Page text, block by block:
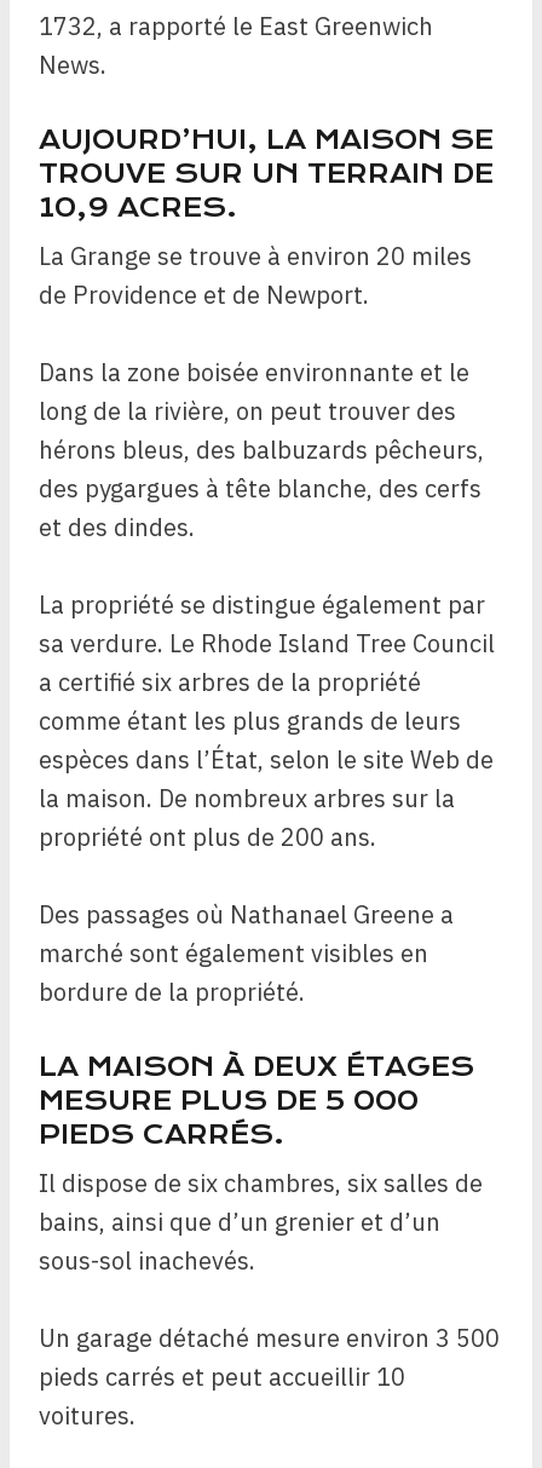
1732, a rapporté le East Greenwich
News.
AUJOURD’HUI, LA MAISON SE
TROUVE SUR UN TERRAIN DE
10,9 ACRES.
La Grange se trouve à environ 20 miles
de Providence et de Newport.
Dans la zone boisée environnante et le
long de la rivière, on peut trouver des
hérons bleus, des balbuzards pêcheurs,
des pygargues à tête blanche, des cerfs
et des dindes.
La propriété se distingue également par
sa verdure. Le Rhode Island Tree Council
a certifié six arbres de la propriété
comme étant les plus grands de leurs
espèces dans l’État, selon le site Web de
la maison. De nombreux arbres sur la
propriété ont plus de 200 ans.
Des passages où Nathanael Greene a
marché sont également visibles en
bordure de la propriété.
LA MAISON À DEUX ÉTAGES
MESURE PLUS DE 5 000
PIEDS CARRÉS.
Il dispose de six chambres, six salles de
bains, ainsi que d’un grenier et d’un
sous-sol inachevés.
Un garage détaché mesure environ 3 500
pieds carrés et peut accueillir 10
voitures.